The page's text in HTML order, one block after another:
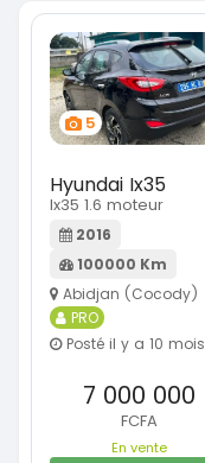
5
Hyundai Ix35
Ix35 1.6 moteur
2016
100000 Km
Abidjan (Cocody)
PRO
Posté il y a 10 mois
7 000 000
FCFA
En vente